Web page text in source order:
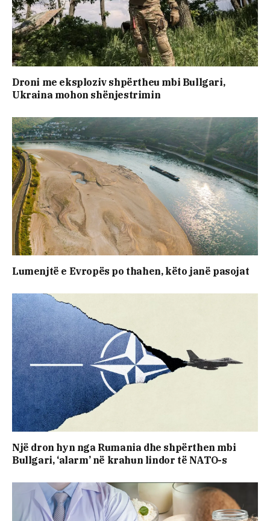
Droni me eksploziv shpërtheu mbi Bullgari,
Ukraina mohon shënjestrimin
Lumenjtë e Evropës po thahen, këto janë pasojat
Një dron hyn nga Rumania dhe shpërthen mbi
Bullgari, ‘alarm’ në krahun lindor të NATO-s